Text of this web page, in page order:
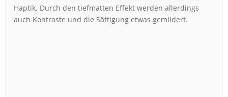
Haptik. Durch den tiefmatten Effekt werden allerdings
auch Kontraste und die Sättigung etwas gemildert.